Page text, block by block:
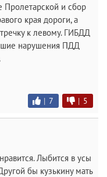
Пролетарской и сбор
края дороги, а
к левому. ГИБДД
нарушения ПДД
| 7 | 5
Лыбится в усы
бы кузькину мать